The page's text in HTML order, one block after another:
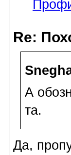
Re:
А
та.
Да,